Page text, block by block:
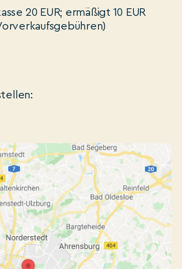
20 EUR; ermäßigt 10 EUR